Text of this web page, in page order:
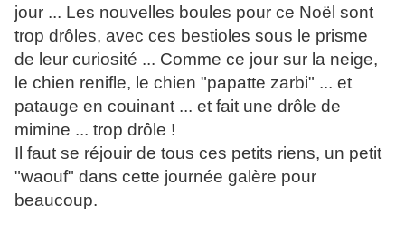
jour ... Les nouvelles boules pour ce Noël sont
trop drôles, avec ces bestioles sous le prisme
de leur curiosité ... Comme ce jour sur la neige,
le chien renifle, le chien "papatte zarbi" ... et
patauge en couinant ... et fait une drôle de
mimine ... trop drôle !
Il faut se réjouir de tous ces petits riens, un petit
"waouf" dans cette journée galère pour
beaucoup.